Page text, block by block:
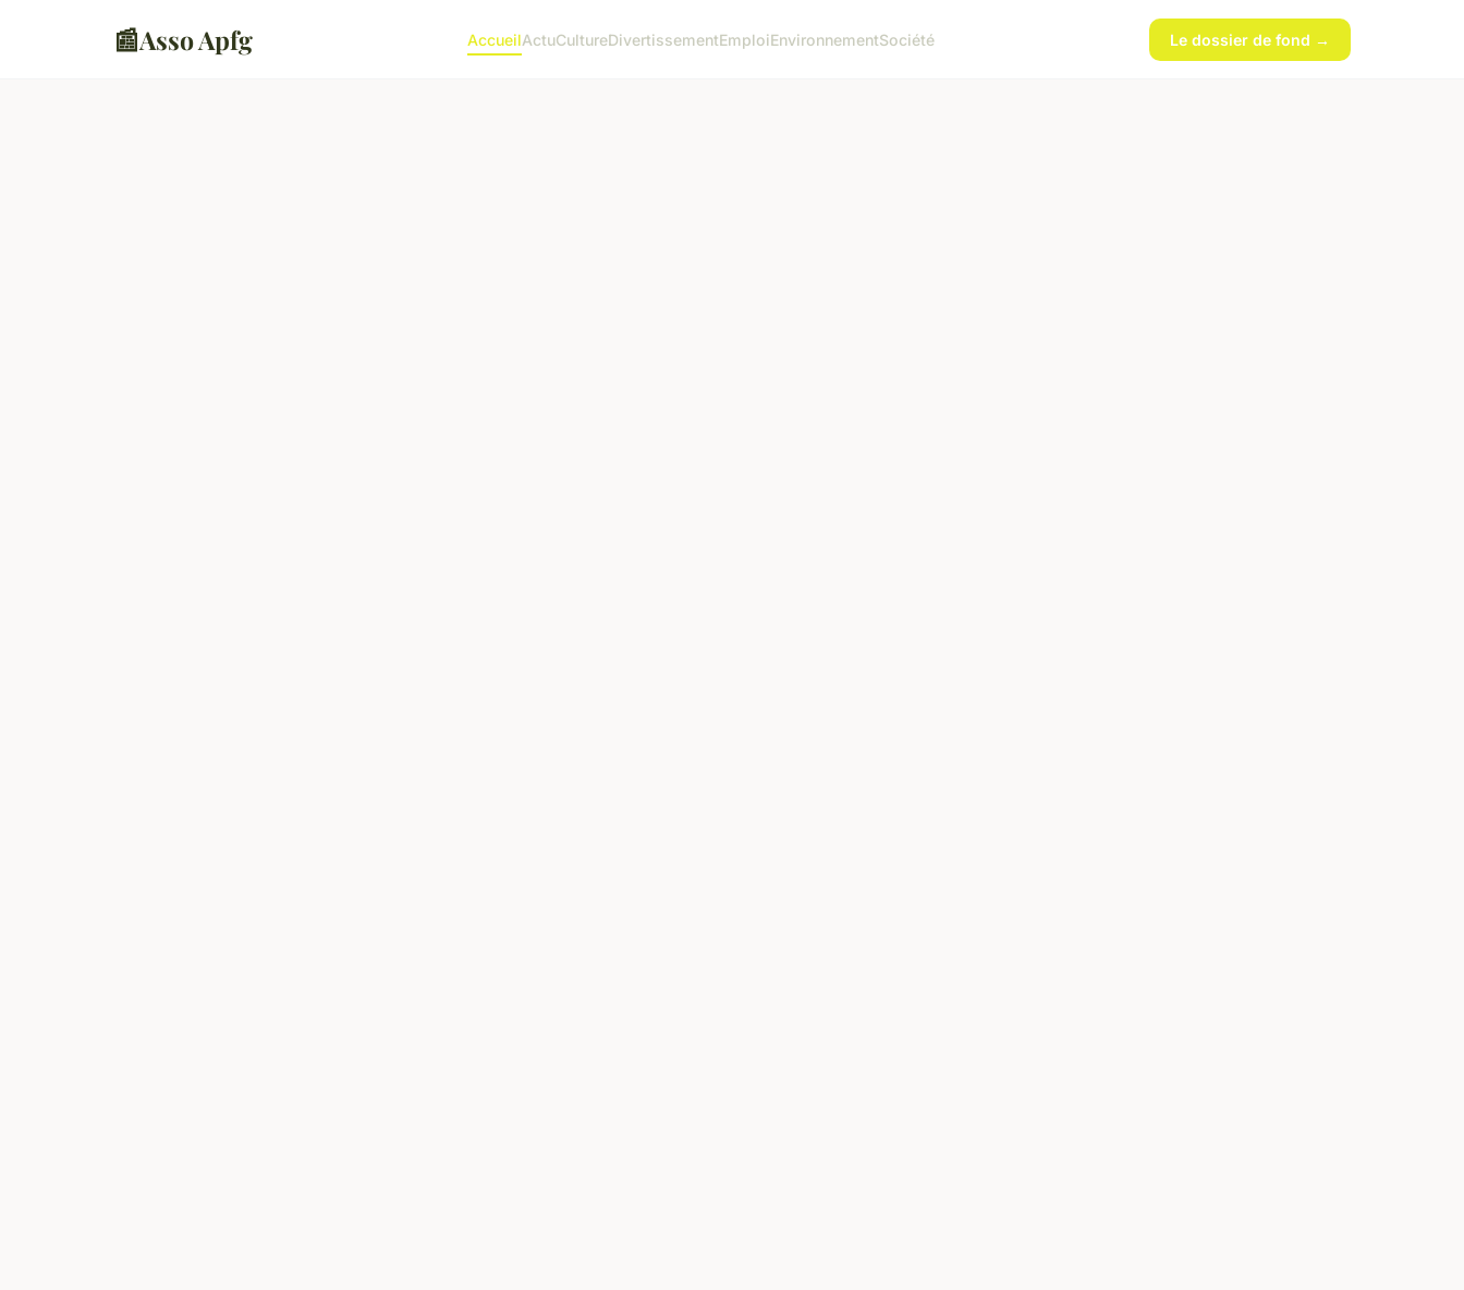
📰Asso Apfg AccueilActuCultureDivertissementEmploiEnvironnementSociété Le dossier de fond →